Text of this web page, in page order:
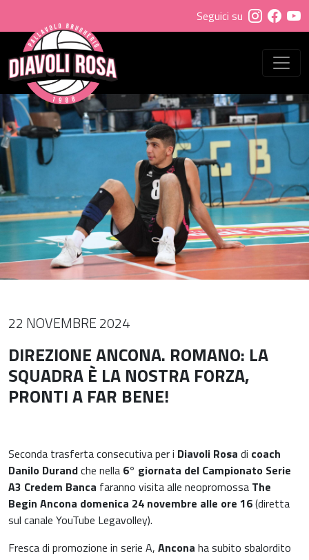
Seguici su
22 NOVEMBRE 2024
DIREZIONE ANCONA. ROMANO: LA
SQUADRA È LA NOSTRA FORZA,
PRONTI A FAR BENE!
Seconda trasferta consecutiva per i Diavoli Rosa di coach
Danilo Durandche nella 6° giornata del Campionato Serie
A3 Credem Banca faranno visita alle neopromossa The
Begin Ancona domenica 24 novembre alle ore 16(diretta
sul canale YouTube Legavolley).
Fresca di promozione in serie A, Ancona ha subito sbalordito